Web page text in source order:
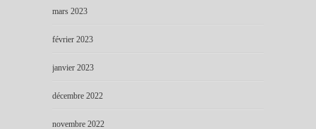
mars 2023
février 2023
janvier 2023
décembre 2022
novembre 2022